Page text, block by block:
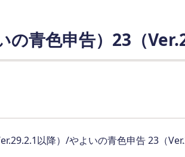
の青色申告）23（
以降）/やよいの青色申告 23（